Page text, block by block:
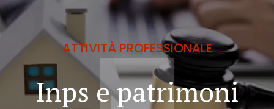
ATTIVITÀ PROFESSIONALE
Inps e patrimoni